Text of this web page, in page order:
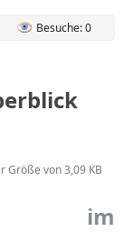
Besuche: 0
Größe von 3,09 KB
im